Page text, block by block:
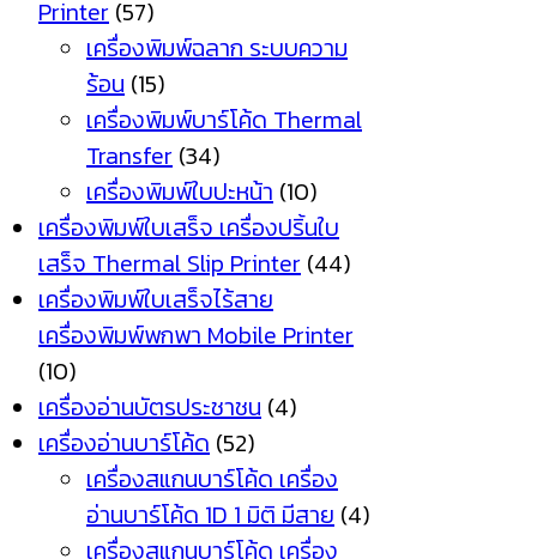
Printer (57)
เครื่องพิมพ์ฉลาก ระบบความ
ร้อน (15)
เครื่องพิมพ์บาร์โค้ด Thermal
Transfer (34)
เครื่องพิมพ์ใบปะหน้า (10)
เครื่องพิมพ์ใบเสร็จ เครื่องปริ้นใบ
เสร็จ Thermal Slip Printer (44)
เครื่องพิมพ์ใบเสร็จไร้สาย
เครื่องพิมพ์พกพา Mobile Printer
(10)
เครื่องอ่านบัตรประชาชน (4)
เครื่องอ่านบาร์โค้ด (52)
เครื่องสแกนบาร์โค้ด เครื่อง
อ่านบาร์โค้ด 1D 1 มิติ มีสาย (4)
เครื่องสแกนบาร์โค้ด เครื่อง